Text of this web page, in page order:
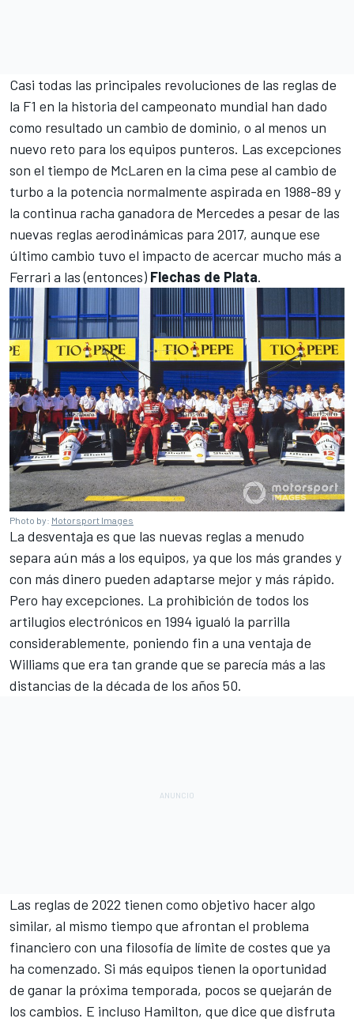
Casi todas las principales revoluciones de las reglas de
la F1 en la historia del campeonato mundial han dado
como resultado un cambio de dominio, o al menos un
nuevo reto para los equipos punteros. Las excepciones
son el tiempo de McLaren en la cima pese al cambio de
turbo a la potencia normalmente aspirada en 1988-89 y
la continua racha ganadora de Mercedes a pesar de las
nuevas reglas aerodinámicas para 2017, aunque ese
último cambio tuvo el impacto de acercar mucho más a
Ferrari a las (entonces) Flechas de Plata.
Photo by: Motorsport Images
La desventaja es que las nuevas reglas a menudo
separa aún más a los equipos, ya que los más grandes y
con más dinero pueden adaptarse mejor y más rápido.
Pero hay excepciones. La prohibición de todos los
artilugios electrónicos en 1994 igualó la parrilla
considerablemente, poniendo fin a una ventaja de
Williams que era tan grande que se parecía más a las
distancias de la década de los años 50.
Las reglas de 2022 tienen como objetivo hacer algo
similar, al mismo tiempo que afrontan el problema
financiero con una filosofía de límite de costes que ya
ha comenzado. Si más equipos tienen la oportunidad
de ganar la próxima temporada, pocos se quejarán de
los cambios. E incluso Hamilton, que dice que disfruta